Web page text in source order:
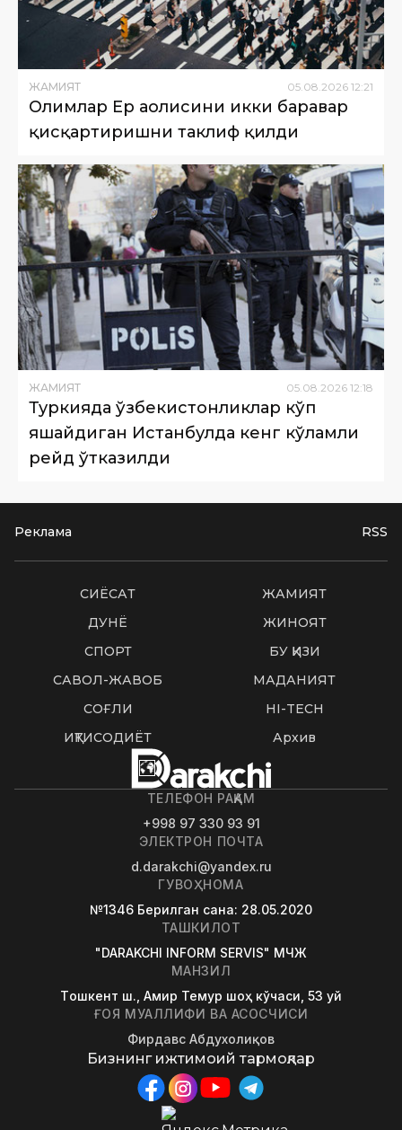
ЖАМИЯТ 05 08 2026 12:21
Олимлар Ер аҳолисини икки баравар
қисқартиришни таклиф қилди
ЖАМИЯТ 05.08.2026 12:18
Туркияда ўзбекистонликлар кўп
яшайдиган Истанбулда кенг кўламли
рейд ўтказилди
Реклама RSS
СИËСАТ
ЖАМИЯТ
ДУНË
ЖИНОЯТ
СПОРТ
БУ ҚИЗИҚ
САВОЛ-ЖАВОБ
МАДАНИЯТ
СОҒЛИҚ
HI-TECH
ИҚТИСОДИЁТ
Архив
ТЕЛЕФОН РАҚАМ
+998 97 330 93 91
ЭЛЕКТРОН ПОЧТА
d.darakchi@yandex.ru
ГУВОҲНОМА
№1346 Берилган сана: 28.05.2020
ТАШКИЛОТ
"DARAKCHI INFORM SERVIS" МЧЖ
МАНЗИЛ
Tошкент ш., Амир Темур шоҳ кўчаси, 53 уй
ҒОЯ МУАЛЛИФИ ВА АСОСЧИСИ
Фирдавс Абдухолиқов
Бизнинг ижтимоий тармоқлар